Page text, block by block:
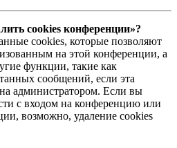
cookies конференции»?
cookies, которые позволяют
на этой конференции, а
функции, такие как
сообщений, если эта
администратором. Если вы
с входом на конференцию или
возможно, удаление cookies